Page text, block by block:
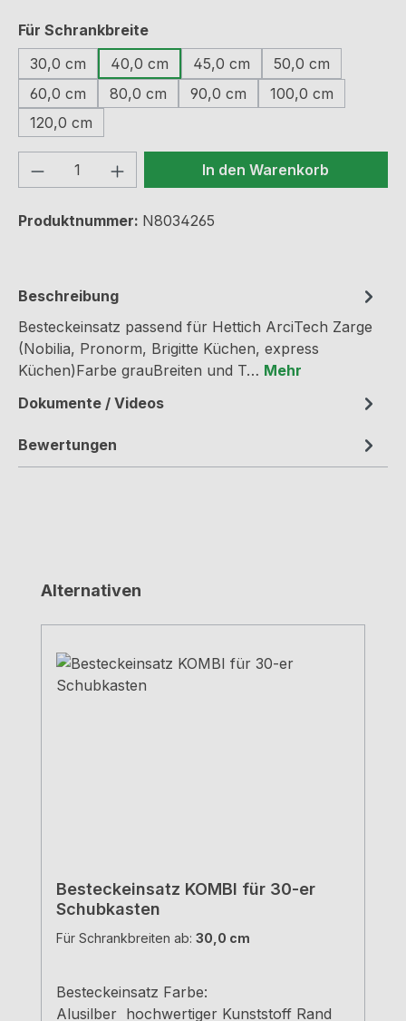
Für Schrankbreiteauswählen
30,0 cm
40,0 cm 45,0 cm
50,0 cm
60,0 cm
80,0 cm 90,0 cm
100,0 cm
120,0 cm
Produkt Anzahl: Gib denIn den Warenkorb
Produktnummer: N8034265
Beschreibung
Besteckeinsatz passend für Hettich ArciTech Zarge
(Nobilia, Pronorm, Brigitte Küchen, express
Küchen)Farbe grauBreiten und T… Mehr
Dokumente / Videos
Bewertungen
Produktgalerie überspringen
Alternativen
Besteckeinsatz KOMBI für 30-er
Schubkasten
Für Schrankbreiten ab: 30,0 cm
Besteckeinsatz Farbe:
Alusilber hochwertiger Kunststoff Rand